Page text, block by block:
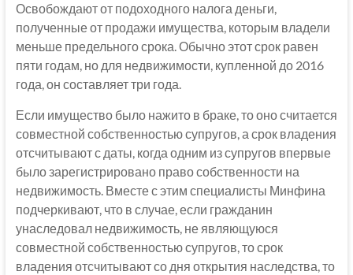
Освобождают от подоходного налога деньги,
полученные от продажи имущества, которым владели
меньше предельного срока. Обычно этот срок равен
пяти годам, но для недвижимости, купленной до 2016
года, он составляет три года.
Если имущество было нажито в браке, то оно считается
совместной собственностью супругов, а срок владения
отсчитывают с даты, когда одним из супругов впервые
было зарегистрировано право собственности на
недвижимость. Вместе с этим специалисты Минфина
подчеркивают, что в случае, если гражданин
унаследовал недвижимость, не являющуюся
совместной собственностью супругов, то срок
владения отсчитывают со дня открытия наследства, то